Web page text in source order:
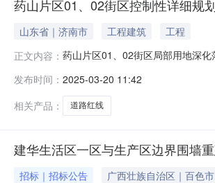
药山片区01、02街区控制性详细规
山东省｜济南市 工程建筑
工程
正文内容： 药山片区01、02街区局部用地深
持不变，其位置与形状调整为沿
发布时间： 2025-03-20 11:42
相关产品：
道路红线
建华生活区一区与生产区边界围墙
招标｜招标公告 广西壮族自治区｜百色